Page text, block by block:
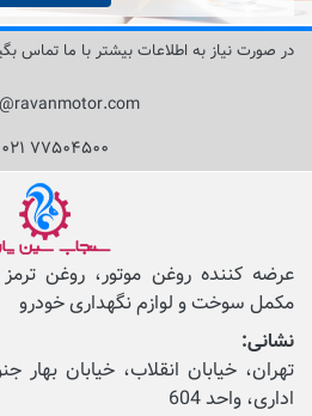
در صورت نیاز به اطلاعات بیشتر با ما تماس
۰۲۱ ۷۷۵۰۴۵۰۰
عرضه کننده روغن موتور، روغن
مکمل‌ سوخت و لوازم نگهداری خودرو
نشانی:
تهران، خیابان انقلاب، خیابان بهار
اداری، واحد 604